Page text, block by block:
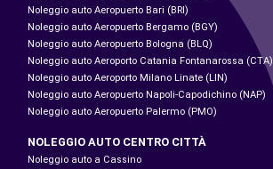
Noleggio auto Aeropuerto Bari (BRI)
Noleggio auto Aeropuerto Bergamo (BGY)
Noleggio auto Aeropuerto Bologna (BLQ)
Noleggio auto Aeroporto Catania Fontanarossa (CTA)
Noleggio auto Aeroporto Milano Linate (LIN)
Noleggio auto Aeropuerto Napoli-Capodichino (NAP)
Noleggio auto Aeropuerto Palermo (PMO)
NOLEGGIO AUTO CENTRO CITTÀ
Noleggio auto a Cassino